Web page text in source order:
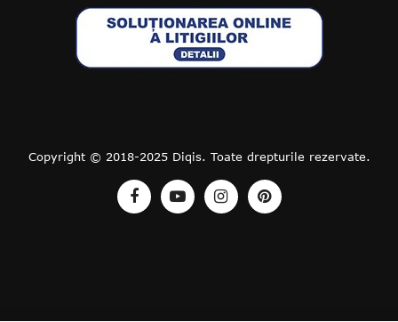
Copyright © 2018-2025 Diqis. Toate drepturile rezervate.